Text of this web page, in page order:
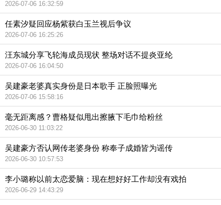
2026-07-06 16:32:59
任素汐疑回应杨紫获白玉兰视后争议
2026-07-06 16:25:26
汪东城分享飞轮海成员现状 整场对话不提炎亚纶
2026-07-06 16:04:50
吴建豪老婆真实身份是日本歌手 正脸照曝光
2026-07-06 15:58:16
毫无距离感？曹格疑似甩出擦腋下毛巾给粉丝
2026-06-30 11:03:22
吴建豪方否认网传老婆身份 称奉子成婚皆为谣传
2026-06-30 10:57:53
李小璐称以前太恋爱脑：现在想好好工作却没有戏拍
2026-06-29 14:43:29